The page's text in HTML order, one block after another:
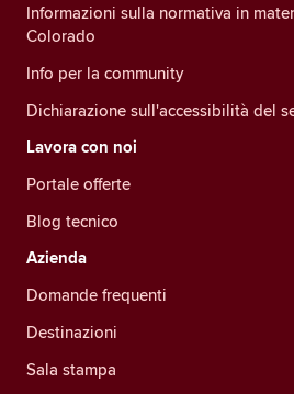
Informazioni sulla normativa in
Colorado
Info per la community
Dichiarazione sull'accessibilità del
Lavora con noi
Portale offerte
Blog tecnico
Azienda
Domande frequenti
Destinazioni
Sala stampa